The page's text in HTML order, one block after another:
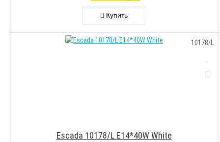
Купить
10178/L
Escada 10178/L E14*40W White